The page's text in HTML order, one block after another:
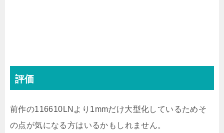
評価
前作の116610LNより1mmだけ大型化しているためそ
の点が気になる方はいるかもしれません。